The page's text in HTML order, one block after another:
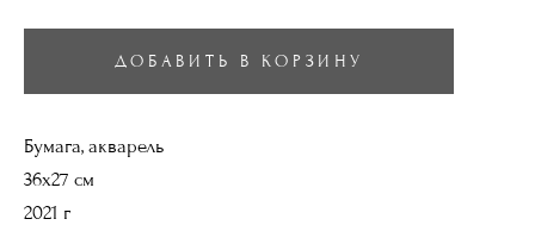
ДОБАВИТЬ В КОРЗИНУ
Бумага, акварель
36х27 см
2021 г